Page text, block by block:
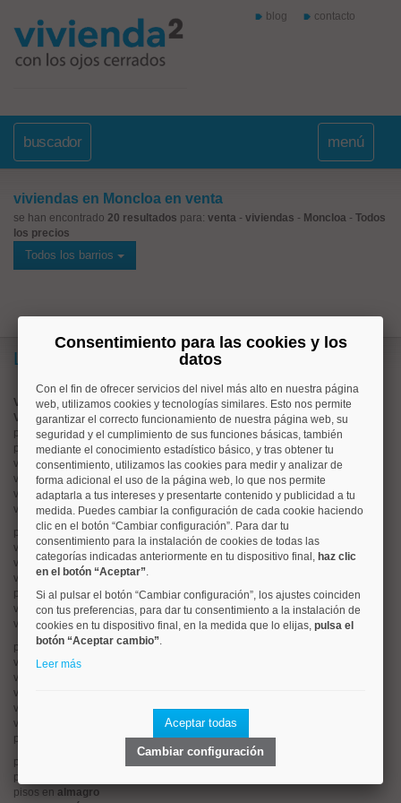
blog contacto
buscador menú
viviendas en Moncloa en venta
se han encontrado 20 resultados para: venta - viviendas - Moncloa - Todos
los precios
Todos los barrios
Lo más buscado
Valorar vivienda online
Vender piso
pisos enchamberí
pisos enmoncloa
viviendas enargüelles
viviendas entetuán
viviendas encuatro caminos
viviendas en chamartín
pisos enrios rosas
viviendas enprosperidad
viviendas enhispanoamerica
viviendas enciudad lineal
pisos en salamanca
viviendas encentro
viviendas ensol
pisos enciudad jardín
viviendas enretiro
viviendas en
viviendas en
viviendas en
viviendas en
pisos en
pisos en
pisos en
pisos en almagro
Consentimiento para las cookies y los
datos
Con el fin de ofrecer servicios del nivel más alto en nuestra página
web, utilizamos cookies y tecnologías similares. Esto nos permite
garantizar el correcto funcionamiento de nuestra página web, su
seguridad y el cumplimiento de sus funciones básicas, también
mediante el conocimiento estadístico básico, y tras obtener tu
consentimiento, utilizamos las cookies para medir y analizar de
forma adicional el uso de la página web, lo que nos permite
adaptarla a tus intereses y presentarte contenido y publicidad a tu
medida. Puedes cambiar la configuración de cada cookie haciendo
clic en el botón “Cambiar configuración”. Para dar tu
consentimiento para la instalación de cookies de todas las
categorías indicadas anteriormente en tu dispositivo final, haz clic
en el botón “Aceptar”.
Si al pulsar el botón “Cambiar configuración”, los ajustes coinciden
con tus preferencias, para dar tu consentimiento a la instalación de
cookies en tu dispositivo final, en la medida que lo elijas, pulsa el
botón “Aceptar cambio”.
Leer más
Aceptar todas
Cambiar configuración